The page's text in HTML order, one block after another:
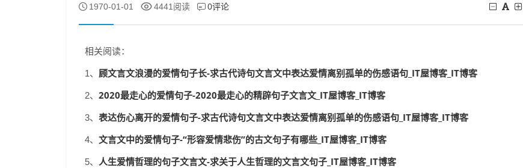
1970-01-01 4441阅读 0评论
相关阅读：
1、 顾文言文浪漫的爱情句子长-求古代诗句文言文中表达爱情离别孤单的伤感语句_IT屋博客_IT博客
2、 2020最走心的爱情句子-2020最走心的精辟句子文言文_IT屋博客_IT博客
3、 表达伤心离开的爱情句子-求古代诗句文言文中表达爱情离别孤单的伤感语句_IT屋博客_IT博客
4、 文言文中的爱情句子-“形容爱情悲伤”的古文句子有哪些_IT屋博客_IT博客
5、 人生爱情哲理的句子文言文-求关于人生哲理的文言文句子_IT屋博客_IT博客